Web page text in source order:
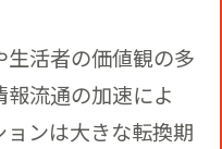
活者の価値観の多
流通の加速によ
ンは大きな転換期